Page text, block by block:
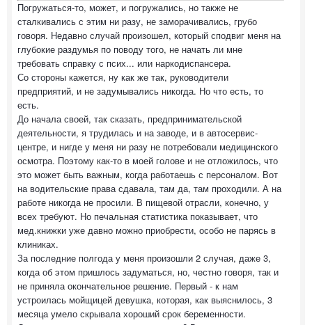
Погружаться-то, может, и погружались, но также не
сталкивались с этим ни разу, не заморачивались, грубо
говоря. Недавно случай произошел, который сподвиг меня на
глубокие раздумья по поводу того, не начать ли мне
требовать справку с псих... или наркодиспансера.
Со стороны кажется, ну как же так, руководители
предприятий, и не задумывались никогда. Но что есть, то
есть.
До начала своей, так сказать, предпринимательской
деятельности, я трудилась и на заводе, и в автосервис-
центре, и нигде у меня ни разу не потребовали медицинского
осмотра. Поэтому как-то в моей голове и не отложилось, что
это может быть важным, когда работаешь с персоналом. Вот
на водительские права сдавала, там да, там проходили. А на
работе никогда не просили. В пищевой отрасли, конечно, у
всех требуют. Но печальная статистика показывает, что
мед.книжки уже давно можно приобрести, особо не парясь в
клиниках.
За последние полгода у меня произошли 2 случая, даже 3,
когда об этом пришлось задуматься, но, честно говоря, так и
не приняла окончательное решение. Первый - к нам
устроилась мойщицей девушка, которая, как выяснилось, 3
месяца умело скрывала хороший срок беременности.